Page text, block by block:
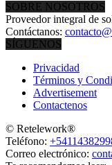
SOBRE NOSOTROS
Proveedor integral de
Contáctanos:
SÍGUENOS
Privacidad
Términos y
Advertisement
Contactenos
© Retelework®
Teléfono:
Correo electrónico: